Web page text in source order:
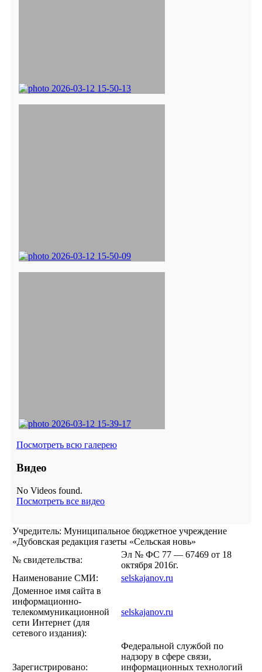
Посмотреть всю галерею
Видео
No Videos found.
Посмотреть все видео
Учредитель: Муниципальное бюджетное учреждение
«Дубовская редакция газеты «Сельская новь»
№ свидетельства:
Эл № ФС 77 — 67469 от 18
октября 2016г.
Наименование СМИ:
selskajanov.ru
Доменное имя сайта в
информационно-
телекоммуникационной
сети Интернет (для
сетевого издания):
selskajanov.ru
Зарегистрировано:
Федеральной службой по
надзору в сфере связи,
информационных технологий